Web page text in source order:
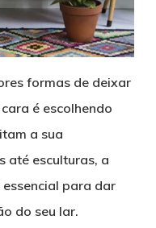
formas de deixar
é escolhendo
a sua
até esculturas, a
para dar
do seu lar.